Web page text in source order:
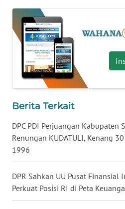
Berita Terkait
DPC PDI Perjuangan Kabupaten
Renungan KUDATULI, Kenang
1996
DPR Sahkan UU Pusat
Perkuat Posisi RI di Peta
WN
KALTARA
WN
KALSEL
KALTIM
SULSEL
GORONTALO